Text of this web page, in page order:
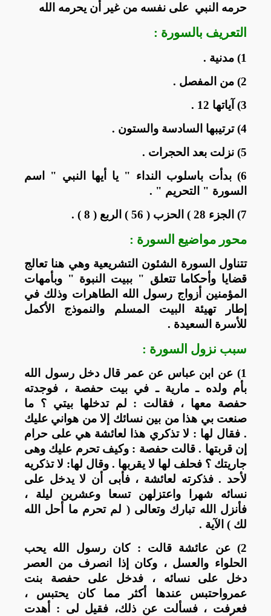
‏حرمه ‏النبي ‏ ‏على ‏نفسه ‏من ‏غير ‏أن ‏يحرمه ‏الله
التعريف بالسورة :
1) مدنية .
2) من المفصل .
3) آياتها 12 .
4) ترتيبها السادسة والستون .
5) نزلت بعد الحجرات .
6) بدأت باسلوب النداء " يا أيها النبي " اسم
السورة " التحريم " .
7) الجزء 28 ) الحزب ( 56 ) الربع ( 8 ) .
محور مواضيع السورة :
تتناول السورة الشئون التشريعية وهي هنا تعالج
قضايا وأحكاما تتعلق " ببيت النبوة " وبأمهات
المؤمنين أزواج رسول الله الطاهرات وذلك في
إطار تهيئة البيت المسلم والنموذج الأكمل
للأسرة السعيدة .
سبب نزول السورة :
1) عن ابن عباس عن عمر قال دخل رسول الله
بأم ولده ـ مارية ـ في بيت حفصة ، فوجدته
حفصة معها ، فقالت : لم تدخلها بيتي ؟ ما
صنعت بي هذا من بين نسائك إلا من هواني عليك
. فقال لها : لا تذكري هذا لعائشة هي على حرام
إن قربتها . قالت حفصة : وكيف تحرم عليك وهى
جاريتك ؟ فحلف لها لا يقربها . وقال لها: لا تذكريه
لأحد . فذكرته لعائشة ، فأبى أن لا يدخل على
نسائه شهرا واعتزلهن تسعا وعشرين ليلة ،
فأنزل الله تبارك وتعالى ( لم تحرم ما أحل الله
لك ) الآية .
2) عن عائشة قالت : كان رسول الله يحب
الحلواء والعسل ، وكان إذا انصرف من العصر
دخل على نسائه ، فدخل على حفصة بنت
عمرواحتبس عندها أكثر مما كان يحتبس ،
فعرفت ، فسألت عن ذلك، فقيل لى : أهدت